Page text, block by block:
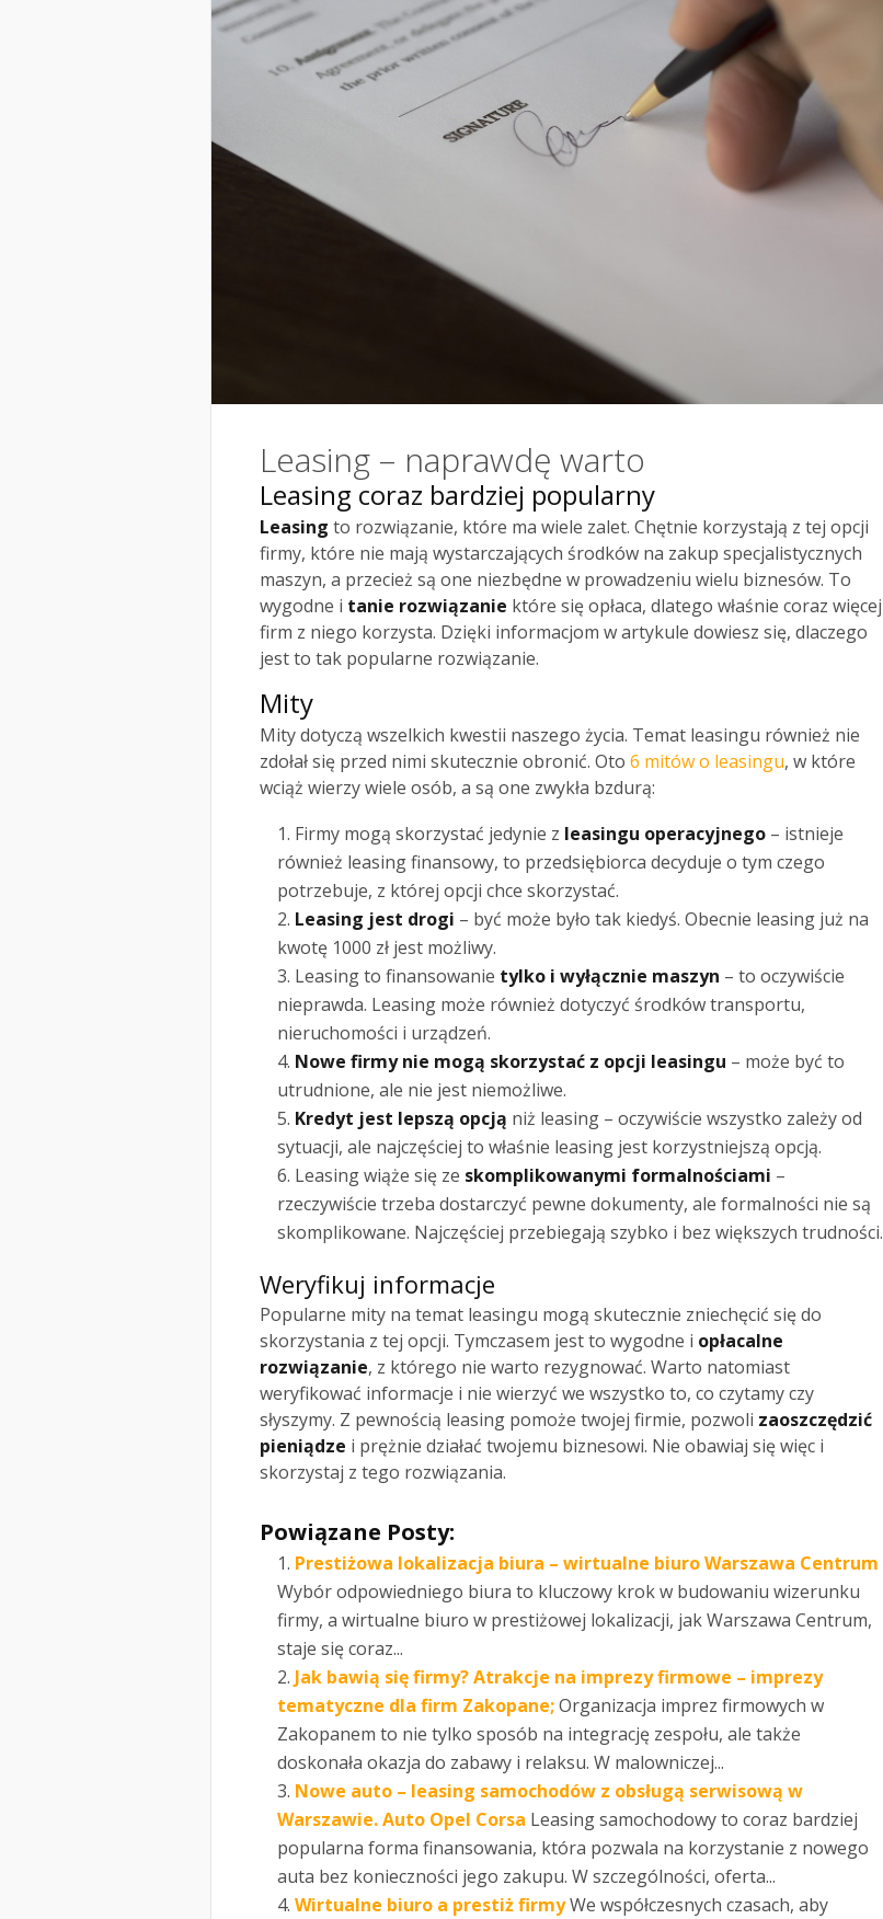
Leasing – naprawdę warto
Leasing coraz bardziej popularny
Leasing to rozwiązanie, które ma wiele zalet. Chętnie korzystają z tej opcji
firmy, które nie mają wystarczających środków na zakup specjalistycznych
maszyn, a przecież są one niezbędne w prowadzeniu wielu biznesów. To
wygodne i tanie rozwiązanie które się opłaca, dlatego właśnie coraz więcej
firm z niego korzysta. Dzięki informacjom w artykule dowiesz się, dlaczego
jest to tak popularne rozwiązanie.
Mity
Mity dotyczą wszelkich kwestii naszego życia. Temat leasingu również nie
zdołał się przed nimi skutecznie obronić. Oto 6 mitów o leasingu, w które
wciąż wierzy wiele osób, a są one zwykła bzdurą:
Firmy mogą skorzystać jedynie z leasingu operacyjnego – istnieje
również leasing finansowy, to przedsiębiorca decyduje o tym czego
potrzebuje, z której opcji chce skorzystać.
Leasing jest drogi – być może było tak kiedyś. Obecnie leasing już na
kwotę 1000 zł jest możliwy.
Leasing to finansowanie tylko i wyłącznie maszyn – to oczywiście
nieprawda. Leasing może również dotyczyć środków transportu,
nieruchomości i urządzeń.
Nowe firmy nie mogą skorzystać z opcji leasingu – może być to
utrudnione, ale nie jest niemożliwe.
Kredyt jest lepszą opcją niż leasing – oczywiście wszystko zależy od
sytuacji, ale najczęściej to właśnie leasing jest korzystniejszą opcją.
Leasing wiąże się ze skomplikowanymi formalnościami –
rzeczywiście trzeba dostarczyć pewne dokumenty, ale formalności nie są
skomplikowane. Najczęściej przebiegają szybko i bez większych trudności.
Weryfikuj informacje
Popularne mity na temat leasingu mogą skutecznie zniechęcić się do
skorzystania z tej opcji. Tymczasem jest to wygodne i opłacalne
rozwiązanie, z którego nie warto rezygnować. Warto natomiast
weryfikować informacje i nie wierzyć we wszystko to, co czytamy czy
słyszymy. Z pewnością leasing pomoże twojej firmie, pozwoli zaoszczędzić
pieniądze i prężnie działać twojemu biznesowi. Nie obawiaj się więc i
skorzystaj z tego rozwiązania.
Powiązane Posty:
Prestiżowa lokalizacja biura – wirtualne biuro Warszawa Centrum
Wybór odpowiedniego biura to kluczowy krok w budowaniu wizerunku
firmy, a wirtualne biuro w prestiżowej lokalizacji, jak Warszawa Centrum,
staje się coraz...
Jak bawią się firmy? Atrakcje na imprezy firmowe – imprezy
tematyczne dla firm Zakopane;Organizacja imprez firmowych w
Zakopanem to nie tylko sposób na integrację zespołu, ale także
doskonała okazja do zabawy i relaksu. W malowniczej...
Nowe auto – leasing samochodów z obsługą serwisową w
Warszawie. Auto Opel Corsa Leasing samochodowy to coraz bardziej
popularna forma finansowania, która pozwala na korzystanie z nowego
auta bez konieczności jego zakupu. W szczególności, oferta...
Wirtualne biuro a prestiż firmyWe współczesnych czasach, aby